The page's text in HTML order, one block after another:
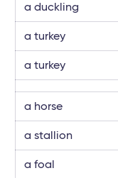
a duckling
a turkey
a turkey
a horse
a stallion
a foal